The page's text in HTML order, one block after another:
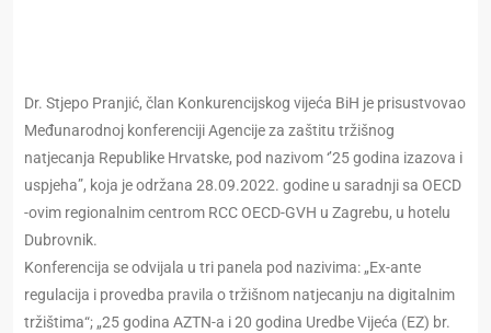
Dr. Stjepo Pranjić, član Konkurencijskog vijeća BiH je prisustvovao
Međunarodnoj konferenciji Agencije za zaštitu tržišnog
natjecanja Republike Hrvatske, pod nazivom ‘’25 godina izazova i
uspjeha”, koja je održana 28.09.2022. godine u saradnji sa OECD
-ovim regionalnim centrom RCC OECD-GVH u Zagrebu, u hotelu
Dubrovnik.
Konferencija se odvijala u tri panela pod nazivima: „Ex-ante
regulacija i provedba pravila o tržišnom natjecanju na digitalnim
tržištima“; „25 godina AZTN-a i 20 godina Uredbe Vijeća (EZ) br.